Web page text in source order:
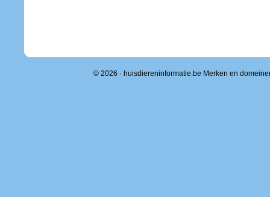
© 2026 · huisdiereninformatie.be Merken en